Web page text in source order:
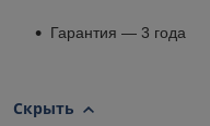
Гарантия — 3 года
Скрыть